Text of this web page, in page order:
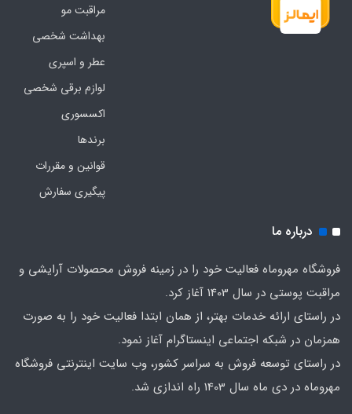
مراقبت مو
بهداشت شخصی
عطر و اسپری
لوازم برقی شخصی
اکسسوری
برندها
قوانین و مقررات
پیگیری سفارش
درباره ما
فروشگاه مهروماه فعالیت خود را در زمینه فروش محصولات آرایشی و
مراقبت پوستی در سال 1403 آغاز کرد.
در راستای ارائه خدمات بهتر، از همان ابتدا فعالیت خود را به صورت
همزمان در شبکه اجتماعی اینستاگرام آغاز نمود.
در راستای توسعه فروش به سراسر کشور، وب سایت اینترنتی فروشگاه
مهروماه در دی ماه سال 1403 راه اندازی شد.